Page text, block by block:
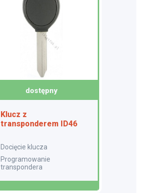
dostępny
Klucz z
transponderem ID46
docięcie klucza
programowanie
transpondera